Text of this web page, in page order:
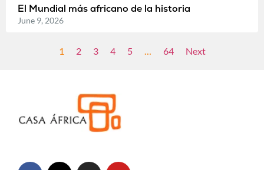
El Mundial más africano de la historia
June 9, 2026
1 2 3 4 5 … 64 Next